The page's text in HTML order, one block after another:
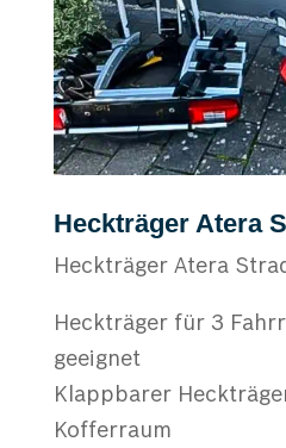
Heckträger Atera
Heckträger Atera
Heckträger für 3
geeignet
Klappbarer
Kofferraum